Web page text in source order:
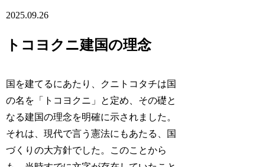
2025.09.26
トコヨクニ建国の理念
国を建てるにあたり、クニトコタチは国
の名を「トコヨクニ」と定め、その礎と
なる建国の理念を明確に示されました。
それは、現代で言う憲法にもあたる、国
づくりの大方針でした。このことから